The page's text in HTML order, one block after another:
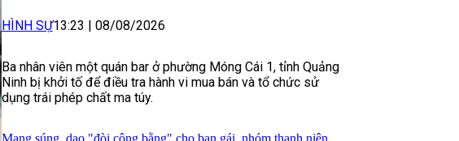
HÌNH SỰ13:23 08/08/2026
Ba nhân viên một quán bar ở phường Móng Cái 1, tỉnh Quảng
Ninh bị khởi tố để điều tra hành vi mua bán và tổ chức sử
dụng trái phép chất ma túy.